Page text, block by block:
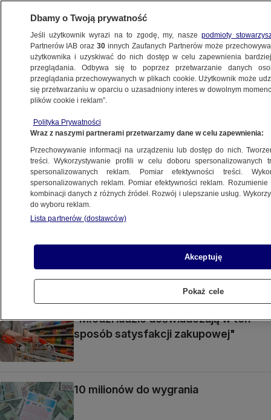
BIZNES
Z KRAJU
Zielone światło dla projektu budżetu
Ostry komentarz premiera, prezydent
dziękuje posłom
Ministra funduszy: rząd zgodził się
"Młodzi ludzie doświadczają w ten
sposób satysfakcji zakupowej"
10 milionów do wygrania
Dbamy o Twoją prywatność
Jeśli użytkownik wyrazi na to zgodę, my, naszepodmioty
Partnerów IAB oraz30 innych Zaufanych Partnerów może
użytkownika i uzyskiwać do nich dostęp w celu zapewnienia
przeglądania. Odbywa się to poprzez przetwarzanie danych
przeglądania przechowywanych w plikach cookie. Użytkownik może
się przetwarzaniu w oparciu o uzasadniony interes w dowolnym
plików cookie i reklam”.
Polityka Prywatności
Wraz z naszymi partnerami przetwarzamy dane w celu zapewnienia:
Przechowywanie informacji na urządzeniu lub dostęp do nich.
treści. Wykorzystywanie profili w celu doboru spersonalizowanych
spersonalizowanych reklam. Pomiar efektywności treści.
spersonalizowanych reklam. Pomiar efektywności reklam.
kombinacji danych z różnych źródeł. Rozwój i ulepszanie usług.
do wyboru reklam.
Lista partnerów (dostawców)
Akceptuję
Pokaż cele